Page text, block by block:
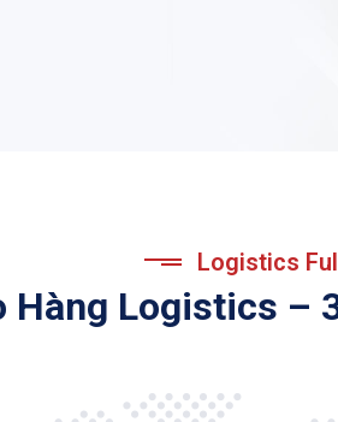
Logistics
Hàng Logistics –